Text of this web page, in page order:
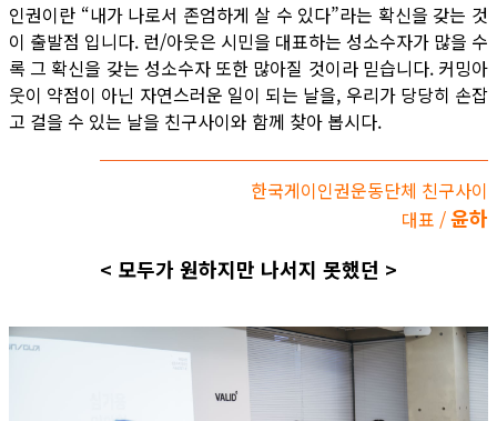
인권이란 “내가 나로서 존엄하게 살 수 있다”라는 확신을 갖는 것
이 출발점 입니다. 런/아웃은 시민을 대표하는 성소수자가 많을 수
록 그 확신을 갖는 성소수자 또한 많아질 것이라 믿습니다. 커밍아
웃이 약점이 아닌 자연스러운 일이 되는 날을, 우리가 당당히 손잡
고 걸을 수 있는 날을 친구사이와 함께 찾아 봅시다.
한국게이인권운동단체 친구사이
대표 /윤하
< 모두가 원하지만 나서지 못했던 >